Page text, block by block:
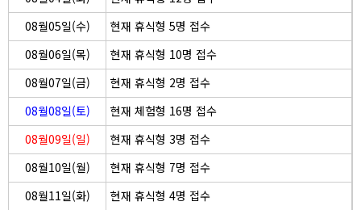
08월05일(수)
현재 휴식형 5명 접수
08월06일(목)
현재 휴식형 10명 접수
08월07일(금)
현재 휴식형 2명 접수
08월08일(토)
현재 체험형 16명 접수
08월09일(일)
현재 휴식형 3명 접수
08월10일(월)
현재 휴식형 7명 접수
08월11일(화)
현재 휴식형 4명 접수